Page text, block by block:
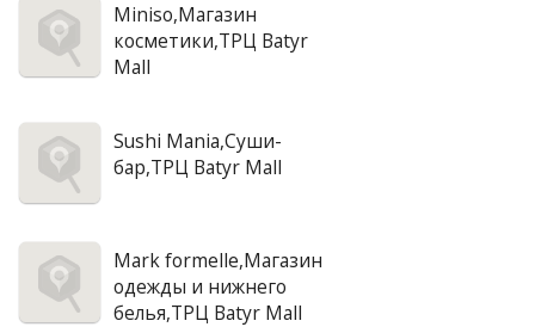
Miniso,Магазин
косметики,ТРЦ Batyr
Mall
Sushi Mania,Суши-
бар,ТРЦ Batyr Mall
Mark formelle,Магазин
одежды и нижнего
белья,ТРЦ Batyr Mall